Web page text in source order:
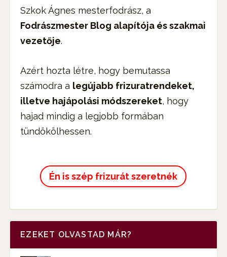
Szkok Ágnes mesterfodrász, a
Fodrászmester Blog alapítója és szakmai
vezetője.
Azért hozta létre, hogy bemutassa
számodra a legújabb frizuratrendeket,
illetve hajápolási módszereket, hogy
hajad mindig a legjobb formában
tündökölhessen.
Én is szép frizurát szeretnék
EZEKET OLVASTAD MÁR?